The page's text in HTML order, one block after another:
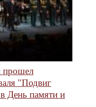
прошел
"Подвиг
День памяти и